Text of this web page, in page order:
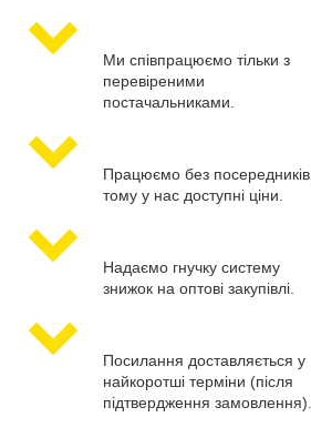
Ми співпрацюємо тільки з
перевіреними
постачальниками.
Працюємо без посередників,
тому у нас доступні ціни.
Надаємо гнучку систему
знижок на оптові закупівлі.
Посилання доставляється у
найкоротші терміни (після
підтвердження замовлення).